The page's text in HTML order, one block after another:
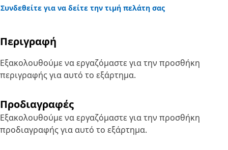
Συνδεθείτε για να δείτε την τιμή πελάτη σας
Περιγραφή
Εξακολουθούμε να εργαζόμαστε για την προσθήκη
περιγραφής για αυτό το εξάρτημα.
Προδιαγραφές
Εξακολουθούμε να εργαζόμαστε για την προσθήκη
προδιαγραφής για αυτό το εξάρτημα.